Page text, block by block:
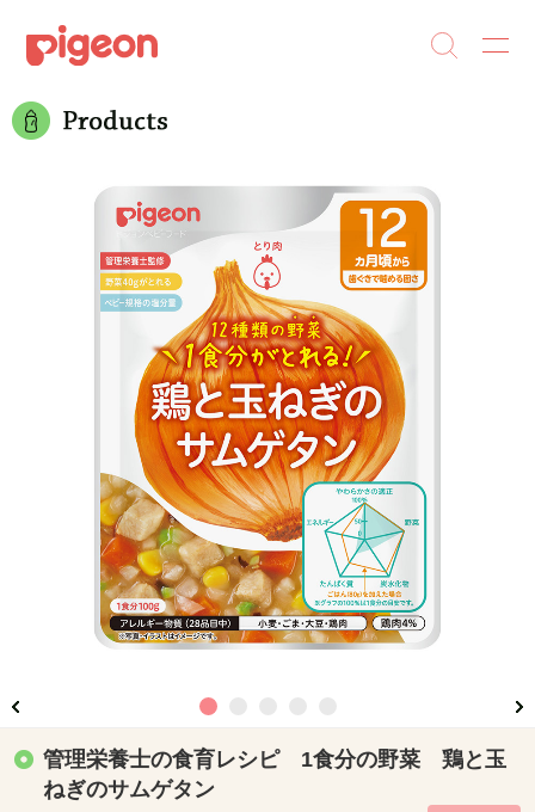
管理栄養士の食育レシピ 1食分の野菜 鶏と玉
ねぎのサムゲタン